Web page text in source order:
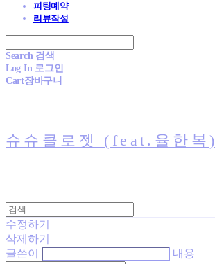
피팅예약
리뷰작성
Search 검색
Log In 로그인
Cart장바구니
슈슈클로젯 (feat.율한복)
수정하기
삭제하기
글쓴이
내용